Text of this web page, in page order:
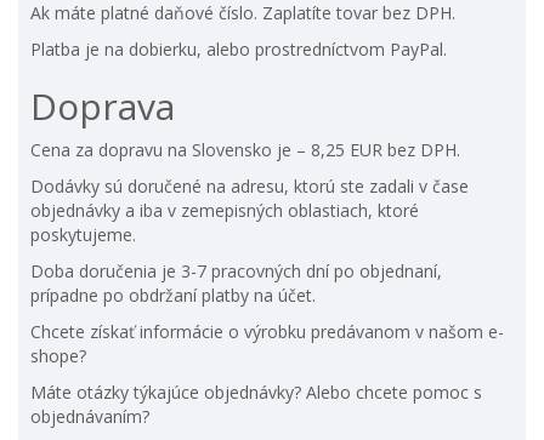
Ak máte platné daňové číslo. Zaplatíte tovar bez DPH.
Platba je na dobierku, alebo prostredníctvom PayPal.
Doprava
Cena za dopravu na Slovensko je – 8,25 EUR bez DPH.
Dodávky sú doručené na adresu, ktorú ste zadali v čase
objednávky a iba v zemepisných oblastiach, ktoré
poskytujeme.
Doba doručenia je 3-7 pracovných dní po objednaní,
prípadne po obdržaní platby na účet.
Chcete získať informácie o výrobku predávanom v našom e-
shope?
Máte otázky týkajúce objednávky? Alebo chcete pomoc s
objednávaním?